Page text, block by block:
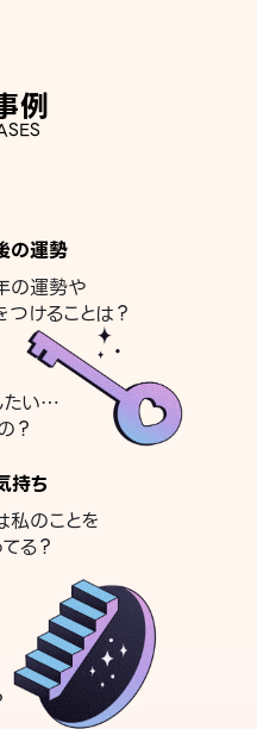
例
の運勢
の運勢や
つけることは？
たい…
？
持ち
私のことを
る？